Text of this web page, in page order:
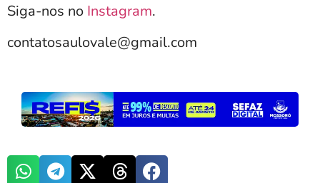
Siga-nos no Instagram.
contatosaulovale@gmail.com